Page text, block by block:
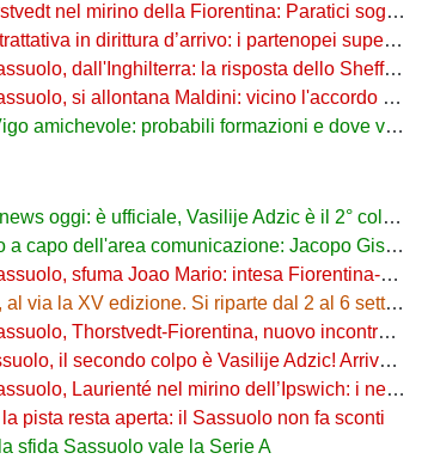
mirino della Fiorentina: Paratici sogna lo sgarbo al Sassuolo
in dirittura d’arrivo: i partenopei superano il Sassuolo
dall'Inghilterra: la risposta dello Sheffield per Seriki
si allontana Maldini: vicino l'accordo Cagliari-Atalanta
probabili formazioni e dove vederla in tv e streaming
oggi: è ufficiale, Vasilije Adzic è il 2° colpo di Palmieri!
comunicazione: Jacopo Gismondi all'Atalanta, Massimiliano Martino al suo posto
sfuma Joao Mario: intesa Fiorentina-Juventus. Le cifre
XV edizione. Si riparte dal 2 al 6 settembre, ci sarà il Sassuolo
Fiorentina, nuovo incontro in vista. Il norvegese non cambia idea
colpo è Vasilije Adzic! Arriva dalla Juve: cifre e formula
Laurienté nel mirino dell’Ipswich: i neroverdi fissano il prezzo
pista resta aperta: il Sassuolo non fa sconti
sfida Sassuolo vale la Serie A